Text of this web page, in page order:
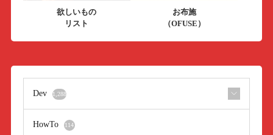
欲しいもの
リスト
お布施
（OFUSE）
Dev 1,288
HowTo 114